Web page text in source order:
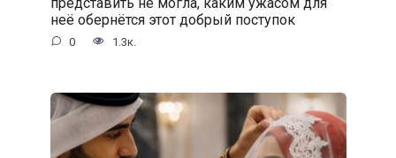
неё обернётся этот добрый поступок
0 1.3к.